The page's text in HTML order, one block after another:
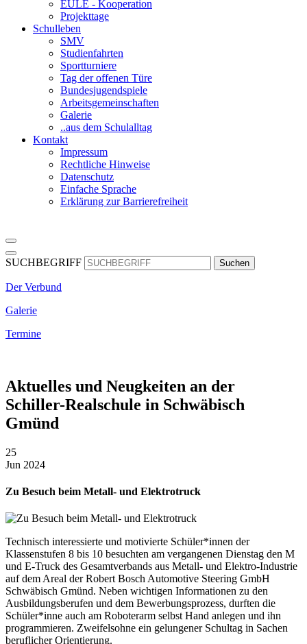
EULE - Kooperation
Projekttage
Schulleben
SMV
Studienfahrten
Sportturniere
Tag der offenen Türe
Bundesjugendspiele
Arbeitsgemeinschaften
Galerie
..aus dem Schulalltag
Kontakt
Impressum
Rechtliche Hinweise
Datenschutz
Einfache Sprache
Erklärung zur Barrierefreiheit
SUCHBEGRIFF Suchen
Der Verbund
Galerie
Termine
Aktuelles und Neugkeiten an der
Schiller-Realschule in Schwäbisch
Gmünd
25
Jun 2024
Zu Besuch beim Metall- und Elektrotruck
Technisch interessierte und motivierte Schüler*innen der
Klassenstufen 8 bis 10 besuchten am vergangenen Dienstag den M
und E-Truck des Gesamtverbands aus Metall- und Elektro-Industrie
auf dem Areal der Robert Bosch Automotive Steering GmbH
Schwäbisch Gmünd. Neben wichtigen Informationen zu den
Ausbildungsberufen und dem Bewerbungsprozess, durften die
Schüler*inne auch am Roboterarm selbst Hand anlegen und ihn
programmieren. Zweifelsohne ein gelungener Schultag in Sachen
beruflicher Orientierung.